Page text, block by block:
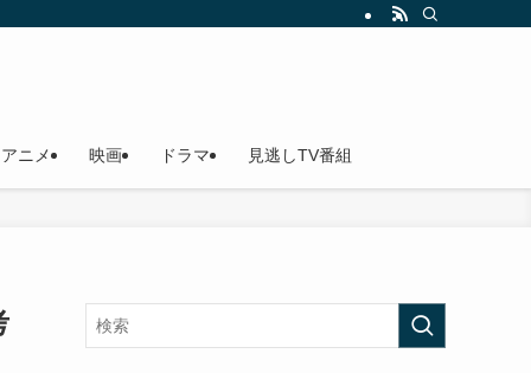
アニメ 映画 ドラマ 見逃しTV番組